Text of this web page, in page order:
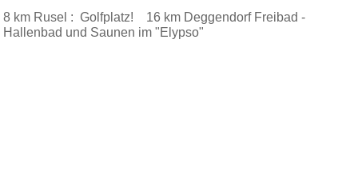
8 km Rusel : Golfplatz! 16 km Deggendorf Freibad -
Hallenbad und Saunen im "Elypso"